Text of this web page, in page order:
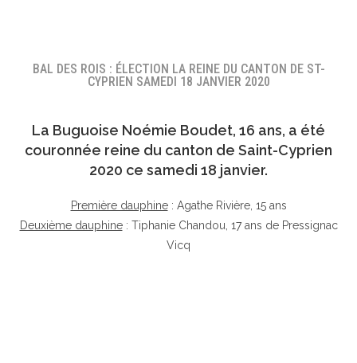
BAL DES ROIS : ÉLECTION LA REINE DU CANTON DE ST-
CYPRIEN SAMEDI 18 JANVIER 2020
La Buguoise Noémie Boudet, 16 ans, a été
couronnée reine du canton de Saint-Cyprien
2020 ce samedi 18 janvier.
Première dauphine: Agathe Rivière, 15 ans
Deuxième dauphine: Tiphanie Chandou, 17 ans de Pressignac
Vicq